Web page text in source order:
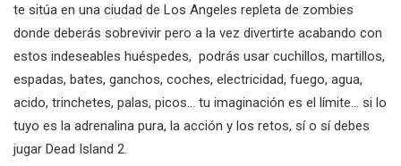
te sitúa en una ciudad de Los Angeles repleta de zombies
donde deberás sobrevivir pero a la vez divertirte acabando con
estos indeseables huéspedes, podrás usar cuchillos, martillos,
espadas, bates, ganchos, coches, electricidad, fuego, agua,
acido, trinchetes, palas, picos… tu imaginación es el límite… si lo
tuyo es la adrenalina pura, la acción y los retos, sí o sí debes
jugar Dead Island 2.